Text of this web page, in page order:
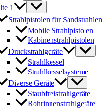
1
Strahlpistolen für Sandstrahlen
Mobile Strahlpistolen
Kabinenstrahlpistolen
Druckstrahlgeräte
Strahlkessel
Strahlkesselsysteme
Diverse Geräte
Staubfreistrahlgeräte
Rohrinnenstrahlgeräte